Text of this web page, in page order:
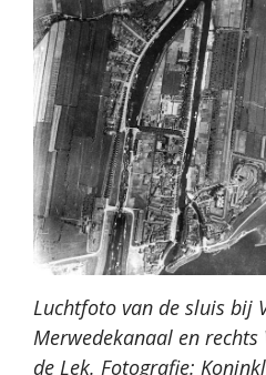
Luchtfoto van de sluis bij
Merwedekanaal en
de Lek. Fotografie: